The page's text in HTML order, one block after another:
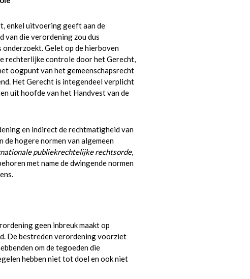
enkel uitvoering geeft aan de
van die verordening zou dus
Gelet op de hierboven
rechterlijke controle door het Gerecht,
oogpunt van het gemeenschapsrecht
Het Gerecht is integendeel verplicht
uit hoofde van het Handvest van de
en indirect de rechtmatigheid van
hogere normen van algemeen
publiekrechtelijke rechtsorde,
met name de dwingende normen
geen inbreuk maakt op
De bestreden verordening voorziet
om de tegoeden die
hebben niet tot doel en ook niet